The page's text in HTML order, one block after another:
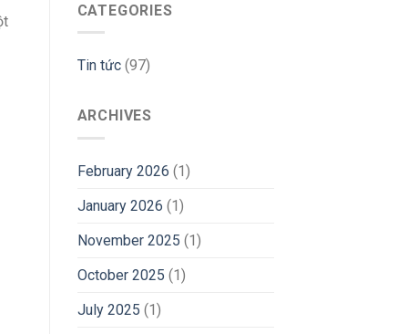
CATEGORIES
Tin tức(97)
ARCHIVES
February 2026 (1)
January 2026 (1)
November 2025 (1)
October 2025 (1)
July 2025 (1)